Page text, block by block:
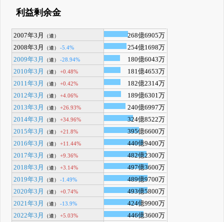
利益剰余金
2007年3月 （連）
268億6905万
2008年3月
（連） -5.4%
254億1698万
2009年3月
（連） -28.94%
180億6043万
2010年3月
（連） +0.48%
181億4653万
2011年3月
（連） +0.42%
182億2314万
2012年3月
（連） +4.06%
189億6301万
2013年3月
（連） +26.93%
240億6997万
2014年3月
（連） +34.96%
324億8522万
2015年3月
（連） +21.8%
395億6600万
2016年3月
（連） +11.44%
440億9400万
2017年3月
（連） +9.36%
482億2300万
2018年3月
（連） +3.14%
497億3600万
2019年3月
（連） -1.49%
489億9700万
2020年3月
（連） +0.74%
493億5800万
2021年3月
（連） -13.9%
424億9900万
2022年3月
（連） +5.03% 446億3600万